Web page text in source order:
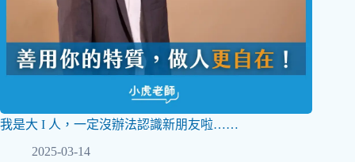
我是大 I 人，一定沒辦法認識新朋友啦……
2025-03-14